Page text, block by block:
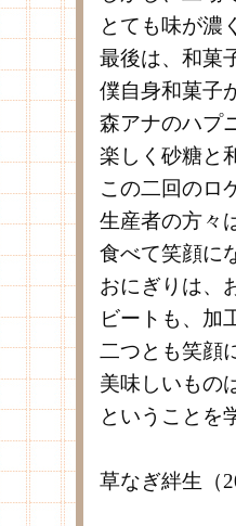
とても味が濃
最後は、和菓
僕自身和菓子
森アナのハプ
楽しく砂糖と
この二回のロ
生産者の方々
食べて笑顔に
おにぎりは、
ビートも、加
二つとも笑顔
美味しいもの
ということを
草なぎ絆生（